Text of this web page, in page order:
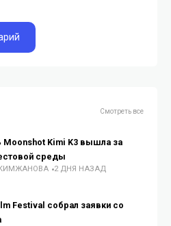
Смотреть все
Kimi K3 вышла за
среды
2 ДНЯ НАЗАД
Festival собрал заявки со